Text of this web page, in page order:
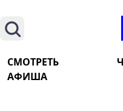
Поиск
СМОТРЕТЬ
АФИША